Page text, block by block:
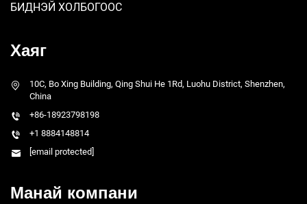
БИДНЭЙ ХОЛБОГООС
Хаяг
10C, Bo Xing Building, Qing Shui He 1Rd, Luohu District, Shenzhen,
China
+86-18923798198
+1 8884148814
[email protected]
Манай компани